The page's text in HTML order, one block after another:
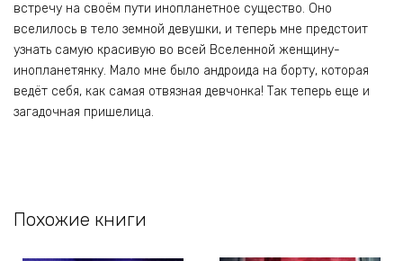
встречу на своём пути инопланетное существо. Оно
вселилось в тело земной девушки, и теперь мне предстоит
узнать самую красивую во всей Вселенной женщину-
инопланетянку. Мало мне было андроида на борту, которая
ведёт себя, как самая отвязная девчонка! Так теперь еще и
загадочная пришелица.
Похожие книги